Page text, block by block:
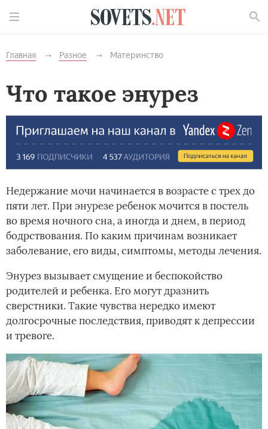
Главная Разное Материнство
Что такое энурез
Недержание мочи начинается в возрасте с трех до
пяти лет. При энурезе ребенок мочится в постель
во время ночного сна, а иногда и днем, в период
бодрствования. По каким причинам возникает
заболевание, его виды, симптомы, методы лечения.
Энурез вызывает смущение и беспокойство
родителей и ребенка. Его могут дразнить
сверстники. Такие чувства нередко имеют
долгосрочные последствия, приводят к депрессии
и тревоге.